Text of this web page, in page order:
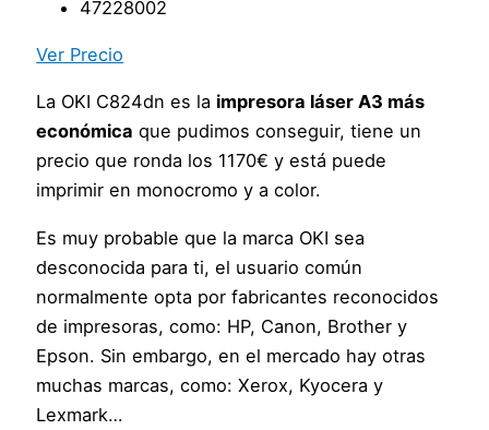
47228002
Ver Precio
La OKI C824dn es la impresora láser A3 más
económica que pudimos conseguir, tiene un
precio que ronda los 1170€ y está puede
imprimir en monocromo y a color.
Es muy probable que la marca OKI sea
desconocida para ti, el usuario común
normalmente opta por fabricantes reconocidos
de impresoras, como: HP, Canon, Brother y
Epson. Sin embargo, en el mercado hay otras
muchas marcas, como: Xerox, Kyocera y
Lexmark…